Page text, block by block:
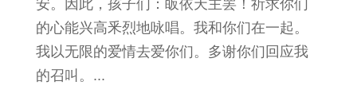
安。因此，孩子们：皈依天主罢！祈求你们
的心能兴高釆烈地咏唱。我和你们在一起。
我以无限的爱情去爱你们。多谢你们回应我
的召叫。...